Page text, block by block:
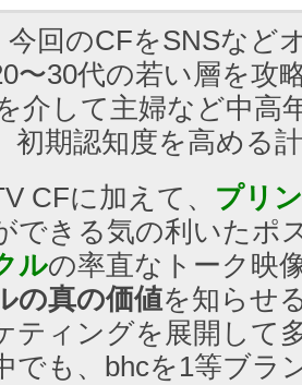
今回のCFをSNSなど
〜30代の若い層を攻
介して主婦など中高
初期認知度を高める
CFに加えて、 プリ
できる気の利いたポ
ルの率直なトーク映
の真の価値を知らせ
ティングを展開して
でも、bhcを1等ブラ